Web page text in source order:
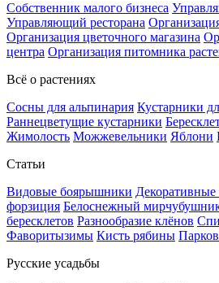
Собственник малого бизнеса
Управляющий ресторана
Организация цветочного магазина
центра Организация питомника
Всё о растениях
Сосны для альпинария Кустарники
Раннецветущие кустарники
Жимолость Можжевельники Яблони
Статьи
Видовые боярышники
форзиция Белоснежный
бересклетов Разнообразие клёнов
Фаворитызимы Кисть рябины
Русские усадьбы